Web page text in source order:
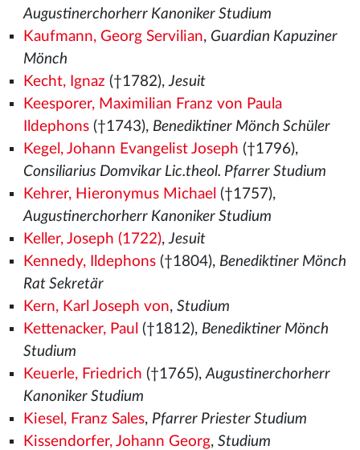
Augustinerchorherr Kanoniker Studium
Kaufmann, Georg Servilian, Guardian Kapuziner
Mönch
Kecht, Ignaz (†1782),Jesuit
Keesporer, Maximilian Franz von Paula
Ildephons(†1743), Benediktiner Mönch Schüler
Kegel, Johann Evangelist Joseph (†1796),
Consiliarius Domvikar Lic.theol. Pfarrer Studium
Kehrer, Hieronymus Michael (†1757),
Augustinerchorherr Kanoniker Studium
Keller, Joseph (1722),Jesuit
Kennedy, Ildephons(†1804), Benediktiner Mönch
Rat Sekretär
Kern, Karl Joseph von, Studium
Kettenacker, Paul (†1812), Benediktiner Mönch
Studium
Keuerle, Friedrich (†1765),Augustinerchorherr
Kanoniker Studium
Kiesel, Franz Sales, Pfarrer Priester Studium
Kissendorfer, Johann Georg, Studium